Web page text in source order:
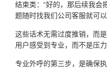
结束类：“好的，那后续我会
题随时找我们公司客服就可
这些话术无需过度推销，而
用户感受到专业，而不是压力
专业外呼的第三步，是确保